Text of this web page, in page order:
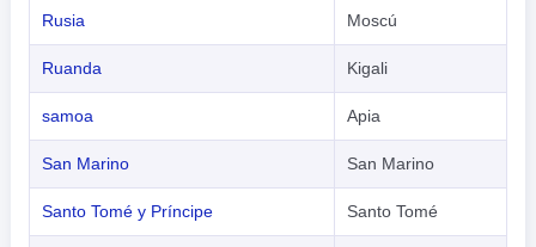
Rusia Moscú
Ruanda Kigali
samoa Apia
San Marino San Marino
Santo Tomé y Príncipe Santo Tomé